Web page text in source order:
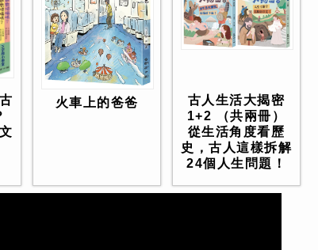
火車上的爸爸
古人生活大揭密
1+2 （共兩冊）
從生活角度看歷
史，古人這樣拆解
24個人生問題！